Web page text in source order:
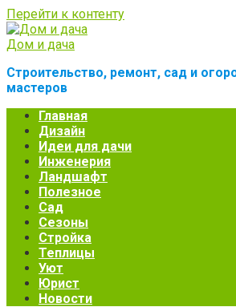
Перейти к контенту
Дом и дача
Строительство, ремонт, сад и
мастеров
Главная
Дизайн
Идеи для дачи
Инженерия
Ландшафт
Полезное
Сад
Сезоны
Стройка
Теплицы
Уют
Юрист
Новости